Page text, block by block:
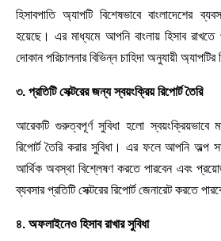
হিসাবপাতি অ্যাপটি বিশেষভাবে বাংলাদেশের
হয়েছে। এর মাধ্যমে আপনি বাংলায় হিসাব রাখতে
দোকান পরিচালনার বিভিন্ন চাহিদা অনুযায়ী
৩. প্রতিটি সেক্টরের জন্য স্বয়ংক্রিয় রিপোর্ট তৈরি
আরেকটি গুরুত্বপূর্ণ সুবিধা হলো স্বয়ংক্রিয়ভাবে
রিপোর্ট তৈরি করার সুবিধা। এর ফলে আপনি অল্প
আর্থিক অবস্থা বিশ্লেষণ করতে পারবেন এবং
ব্যবসার প্রতিটি সেক্টরের রিপোর্ট জেনারেট করতে
৪. অফলাইনেও হিসাব রাখার সুবিধা